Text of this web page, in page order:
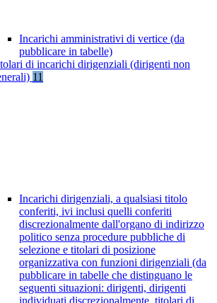
Incarichi amministrativi di vertice (da
pubblicare in tabelle)
di incarichi dirigenziali (dirigenti non
11
Incarichi dirigenziali, a qualsiasi titolo
conferiti, ivi inclusi quelli conferiti
discrezionalmente dall'organo di indirizzo
politico senza procedure pubbliche di
selezione e titolari di posizione
organizzativa con funzioni dirigenziali (da
pubblicare in tabelle che distinguano le
seguenti situazioni: dirigenti, dirigenti